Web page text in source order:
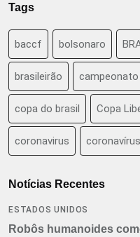
Tags
baccf bolsonaro
brasileirão
copa do brasil Copa
coronavirus coronavírus
Notícias Recentes
ESTADOS UNIDOS
Robôs humanoides